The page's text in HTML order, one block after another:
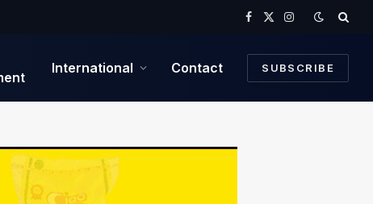
Facebook
X
Instagram
International Contact SUBSCRIBE